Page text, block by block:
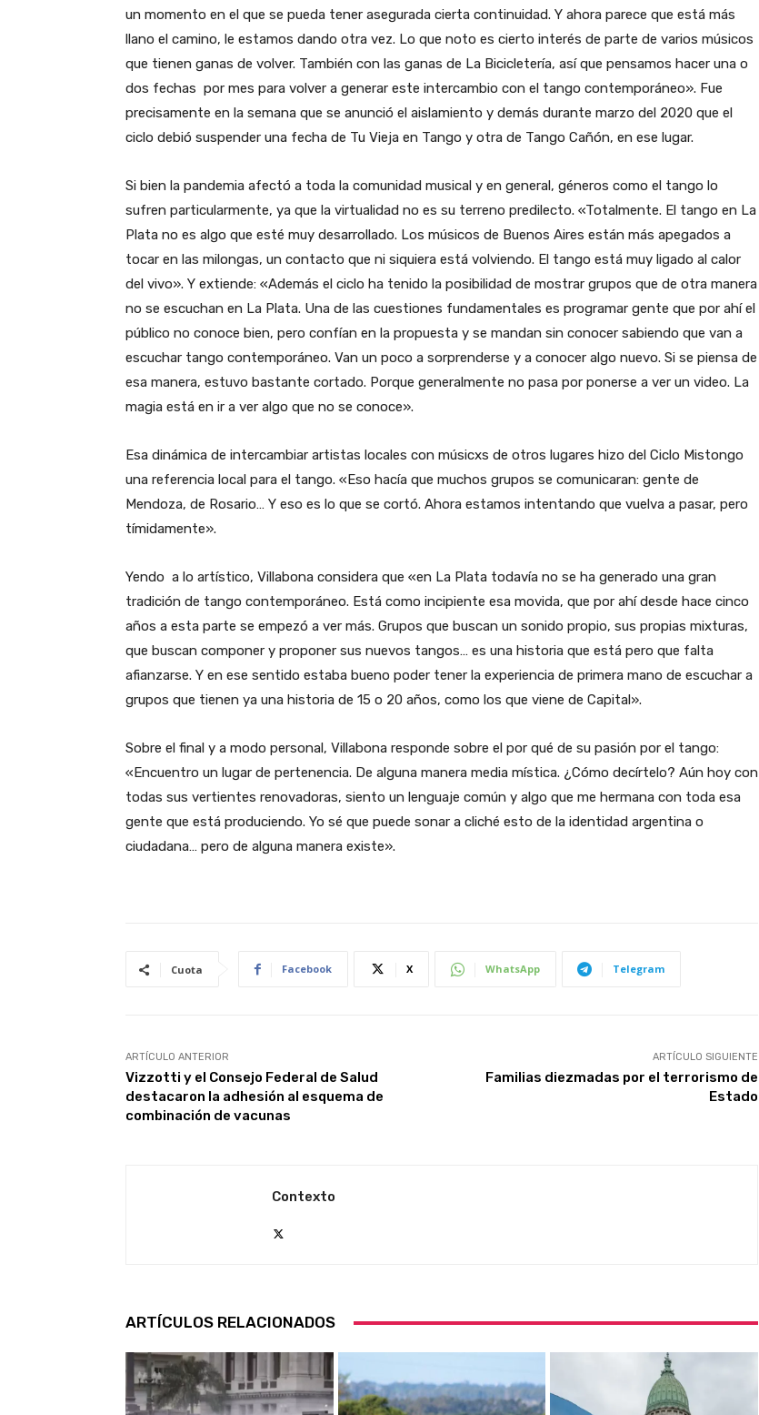
un momento en el que se pueda tener asegurada cierta continuidad. Y ahora parece que está más
llano el camino, le estamos dando otra vez. Lo que noto es cierto interés de parte de varios músicos
que tienen ganas de volver. También con las ganas de La Bicicletería, así que pensamos hacer una o
dos fechas por mes para volver a generar este intercambio con el tango contemporáneo». Fue
precisamente en la semana que se anunció el aislamiento y demás durante marzo del 2020 que el
ciclo debió suspender una fecha de Tu Vieja en Tango y otra de Tango Cañón, en ese lugar.
Si bien la pandemia afectó a toda la comunidad musical y en general, géneros como el tango lo
sufren particularmente, ya que la virtualidad no es su terreno predilecto. «Totalmente. El tango en La
Plata no es algo que esté muy desarrollado. Los músicos de Buenos Aires están más apegados a
tocar en las milongas, un contacto que ni siquiera está volviendo. El tango está muy ligado al calor
del vivo». Y extiende: «Además el ciclo ha tenido la posibilidad de mostrar grupos que de otra manera
no se escuchan en La Plata. Una de las cuestiones fundamentales es programar gente que por ahí el
público no conoce bien, pero confían en la propuesta y se mandan sin conocer sabiendo que van a
escuchar tango contemporáneo. Van un poco a sorprenderse y a conocer algo nuevo. Si se piensa de
esa manera, estuvo bastante cortado. Porque generalmente no pasa por ponerse a ver un video. La
magia está en ir a ver algo que no se conoce».
Esa dinámica de intercambiar artistas locales con músicxs de otros lugares hizo del Ciclo Mistongo
una referencia local para el tango. «Eso hacía que muchos grupos se comunicaran: gente de
Mendoza, de Rosario… Y eso es lo que se cortó. Ahora estamos intentando que vuelva a pasar, pero
tímidamente».
Yendo a lo artístico, Villabona considera que «en La Plata todavía no se ha generado una gran
tradición de tango contemporáneo. Está como incipiente esa movida, que por ahí desde hace cinco
años a esta parte se empezó a ver más. Grupos que buscan un sonido propio, sus propias mixturas,
que buscan componer y proponer sus nuevos tangos… es una historia que está pero que falta
afianzarse. Y en ese sentido estaba bueno poder tener la experiencia de primera mano de escuchar a
grupos que tienen ya una historia de 15 o 20 años, como los que viene de Capital».
Sobre el final y a modo personal, Villabona responde sobre el por qué de su pasión por el tango:
«Encuentro un lugar de pertenencia. De alguna manera media mística. ¿Cómo decírtelo? Aún hoy con
todas sus vertientes renovadoras, siento un lenguaje común y algo que me hermana con toda esa
gente que está produciendo. Yo sé que puede sonar a cliché esto de la identidad argentina o
ciudadana… pero de alguna manera existe».
Cuota Facebook X WhatsApp Telegram
ARTÍCULO ANTERIOR
Vizzotti y el Consejo Federal de Salud
destacaron la adhesión al esquema de
combinación de vacunas
ARTÍCULO SIGUIENTE
Familias diezmadas por el terrorismo de
Estado
Contexto
ARTÍCULOS RELACIONADOS